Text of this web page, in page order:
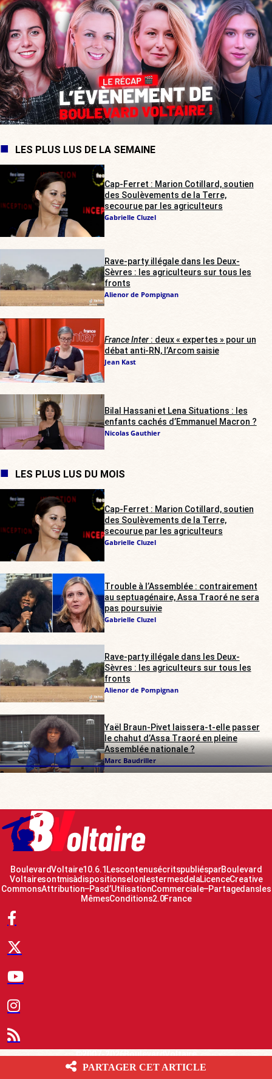
LES PLUS LUS DE LA SEMAINE
Cap-Ferret : Marion Cotillard, soutien
des Soulèvements de la Terre,
secourue par les agriculteurs
Gabrielle Cluzel
Rave-party illégale dans les Deux-
Sèvres : les agriculteurs sur tous les
fronts
Alienor de Pompignan
France Inter: deux « expertes » pour un
débat anti-RN, l’Arcom saisie
Jean Kast
Bilal Hassani et Lena Situations : les
enfants cachés d’Emmanuel Macron ?
Nicolas Gauthier
LES PLUS LUS DU MOIS
Cap-Ferret : Marion Cotillard, soutien
des Soulèvements de la Terre,
secourue par les agriculteurs
Gabrielle Cluzel
Trouble à l’Assemblée : contrairement
au septuagénaire, Assa Traoré ne sera
pas poursuivie
Gabrielle Cluzel
Rave-party illégale dans les Deux-
Sèvres : les agriculteurs sur tous les
fronts
Alienor de Pompignan
Yaël Braun-Pivet laissera-t-elle passer
le chahut d’Assa Traoré en pleine
Assemblée nationale ?
Marc Baudriller
Boulevard Voltaire 10.6.1 Les contenus écrits publiés par Boulevard
Voltaire sont mis à disposition selon les termes de la Licence Creative
Commons Attribution – Pas d’Utilisation Commerciale – Partage dans les
Mêmes Conditions 2.0 France
© 2007-2026 Boulevard Voltaire
PARTAGER CET ARTICLE